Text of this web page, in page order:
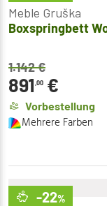
Meble Gruška
Boxspringbett
1.142€
891 ,00 €
Vorbestellung
Mehrere Farben
-22%